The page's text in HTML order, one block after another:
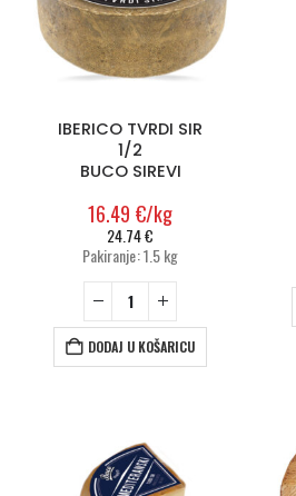
IBERICO TVRDI SIR
1/2
BUCO SIREVI
16.49 €/kg
24.74€
Pakiranje: 1.5 kg
DODAJ U KOŠARICU